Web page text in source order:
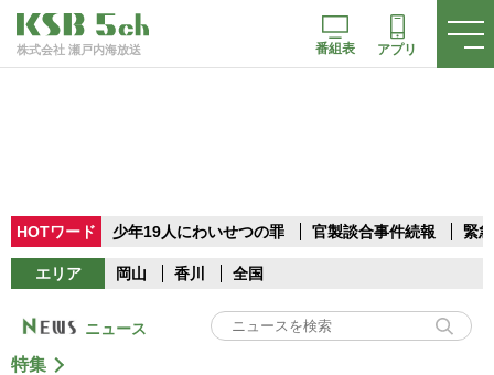
株式会社 瀬戸内海放送 番組表 アプリ
HOTワード 少年19人にわいせつの罪 官製談合事件続報 緊
エリア 岡山 香川 全国
ニュース
特集